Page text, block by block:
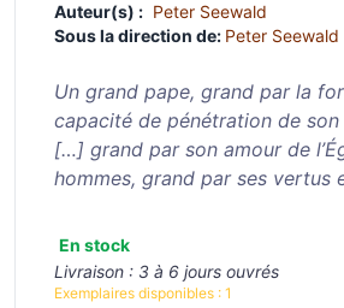
Auteur(s) : Peter Seewald
Sous la direction de: Peter Seewald
Un grand pape, grand par la
capacité de pénétration de
[…] grand par son amour de
hommes, grand par ses vertus
En stock
Livraison : 3 à 6 jours ouvrés
Exemplaires disponibles : 1